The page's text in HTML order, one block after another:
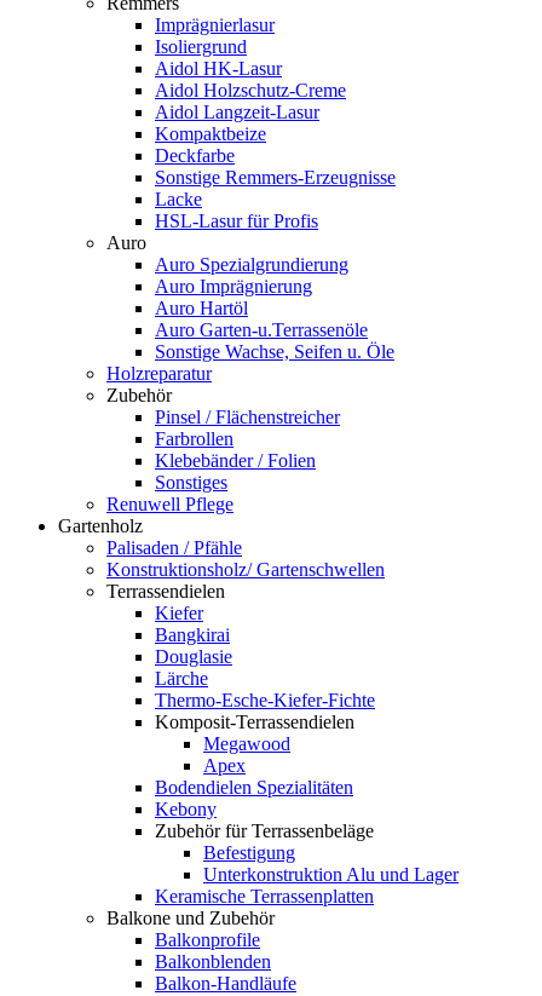
Imprägnierlasur
Isoliergrund
Aidol HK-Lasur
Aidol Holzschutz-Creme
Aidol Langzeit-Lasur
Kompaktbeize
Deckfarbe
Sonstige Remmers-Erzeugnisse
Lacke
HSL-Lasur für Profis
Auro
Auro Spezialgrundierung
Auro Imprägnierung
Auro Hartöl
Auro Garten-u.Terrassenöle
Sonstige Wachse, Seifen u. Öle
Holzreparatur
Zubehör
Pinsel / Flächenstreicher
Farbrollen
Klebebänder / Folien
Sonstiges
Renuwell Pflege
Gartenholz
Palisaden / Pfähle
Konstruktionsholz/ Gartenschwellen
Terrassendielen
Kiefer
Bangkirai
Douglasie
Lärche
Thermo-Esche-Kiefer-Fichte
Komposit-Terrassendielen
Megawood
Apex
Bodendielen Spezialitäten
Kebony
Zubehör für Terrassenbeläge
Befestigung
Unterkonstruktion Alu und Lager
Keramische Terrassenplatten
Balkone und Zubehör
Balkonprofile
Balkonblenden
Balkon-Handläufe